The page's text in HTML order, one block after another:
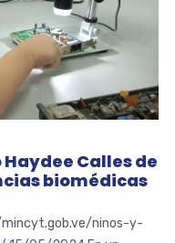
Calles de
biomédicas
ninos-y-